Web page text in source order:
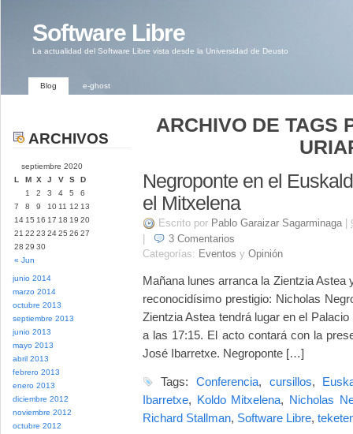
Software Libre
La actualidad del Software Libre vista desde la Universidad de Deusto
Blog e-ghost
ARCHIVOS
septiembre 2020
L
M X J V S D
« Jun
1 2 3 4 5
6
7
8 9 10 11 12 13
14 15 16 17 18 19 20
21 22 23 2425 26 27
28 29 30
junio 2014
marzo 2014
octubre 2013
septiembre 2013
junio 2013
mayo 2013
abril 2013
febrero 2013
enero 2013
diciembre 2012
noviembre 2012
octubre 2012
ARCHIVO DE TAGS
Negroponte en el
el Mitxelena
Escrito por Pablo Garaizar Sagarminaga
3 Comentarios
Categorías: Eventos y Opinión
Mañana lunes arranca la Zientzia
reconocidísimo prestigio: Nicholas
Zientzia Astea tendrá lugar en el
a las 17:15. El acto contará con la
José Ibarretxe. Negroponte […]
Tags: Conferencia, cursillos,
Ibarretxe, Koldo Mitxelena, Nicholas
Richard Stallman, Software Libre,